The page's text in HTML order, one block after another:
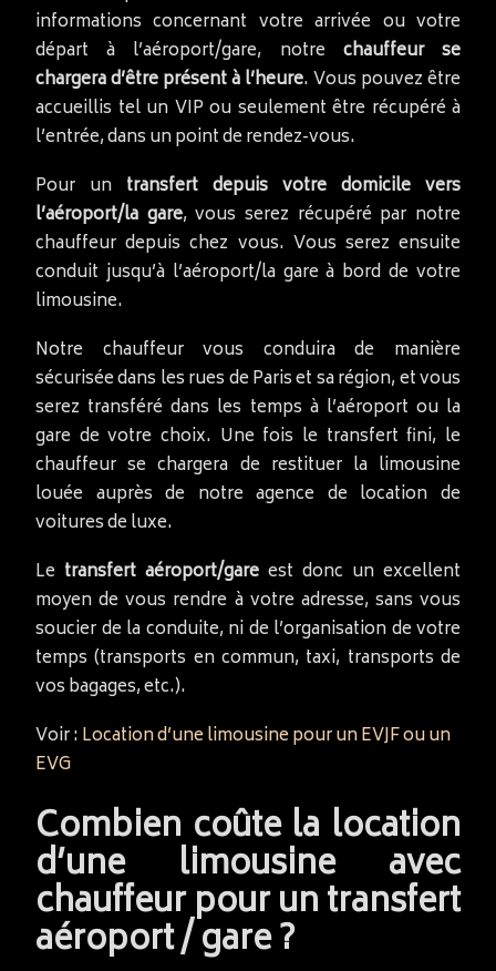
informations concernant votre arrivée ou votre
départ à l’aéroport/gare, notre chauffeur se
chargera d’être présent à l’heure. Vous pouvez être
accueillis tel un VIP ou seulement être récupéré à
l’entrée, dans un point de rendez-vous.
Pour un transfert depuis votre domicile vers
l’aéroport/la gare, vous serez récupéré par notre
chauffeur depuis chez vous. Vous serez ensuite
conduit jusqu’à l’aéroport/la gare à bord de votre
limousine.
Notre chauffeur vous conduira de manière
sécurisée dans les rues de Paris et sa région, et vous
serez transféré dans les temps à l’aéroport ou la
gare de votre choix. Une fois le transfert fini, le
chauffeur se chargera de restituer la limousine
louée auprès de notre agence de location de
voitures de luxe.
Le transfert aéroport/gare est donc un excellent
moyen de vous rendre à votre adresse, sans vous
soucier de la conduite, ni de l’organisation de votre
temps (transports en commun, taxi, transports de
vos bagages, etc.).
Voir :Location d’une limousine pour un EVJF ou un
EVG
Combien coûte la location
d’une limousine avec
chauffeur pour un transfert
aéroport / gare ?